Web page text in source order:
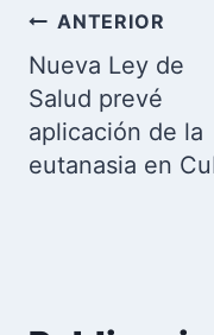
Navegación
de
entradas
ANTERIOR
Nueva Ley de
Salud prevé
aplicación de la
eutanasia en